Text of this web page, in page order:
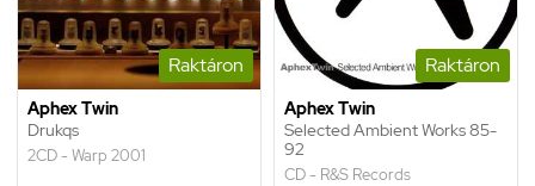
Raktáron
Aphex Twin
Drukqs
2CD - Warp 2001
Raktáron
Aphex Twin
Selected Ambient Works 85-
92
CD - R&S Records